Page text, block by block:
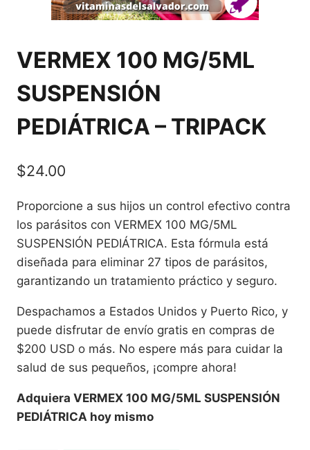
VERMEX 100 MG/5ML
SUSPENSIÓN
PEDIÁTRICA – TRIPACK
$24.00
Proporcione a sus hijos un control efectivo contra
los parásitos con VERMEX 100 MG/5ML
SUSPENSIÓN PEDIÁTRICA. Esta fórmula está
diseñada para eliminar 27 tipos de parásitos,
garantizando un tratamiento práctico y seguro.
Despachamos a Estados Unidos y Puerto Rico, y
puede disfrutar de envío gratis en compras de
$200 USD o más. No espere más para cuidar la
salud de sus pequeños, ¡compre ahora!
Adquiera VERMEX 100 MG/5ML SUSPENSIÓN
PEDIÁTRICA hoy mismo